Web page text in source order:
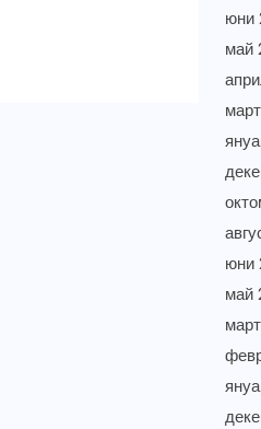
юни
май
юни
май